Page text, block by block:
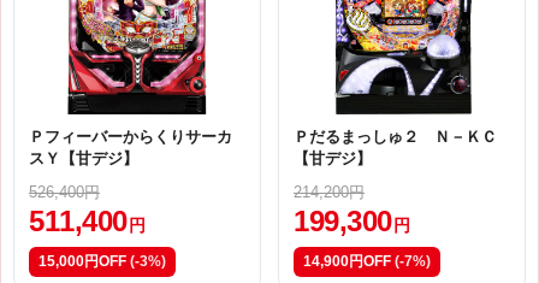
Ｐフィーバーからくりサーカ
スＹ【甘デジ】
526,400円
511,400円
15,000円OFF (-3%)
Ｐだるまっしゅ２ Ｎ－ＫＣ
【甘デジ】
214,200円
199,300円
14,900円OFF (-7%)